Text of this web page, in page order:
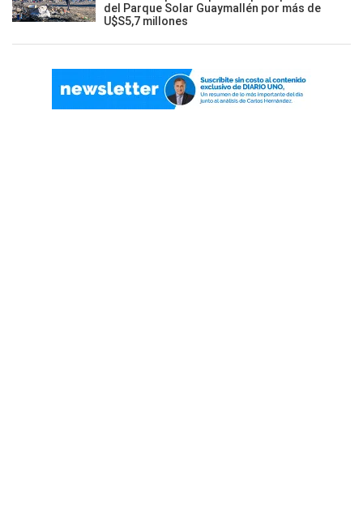
del Parque Solar Guaymallén por más de
U$S5,7 millones